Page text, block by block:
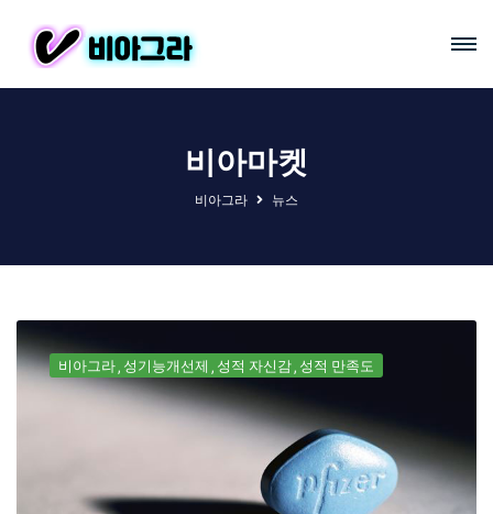
비아마켓
비아그라 뉴스
비아그라 성기능개선제 성적 자신감 성적 만족도